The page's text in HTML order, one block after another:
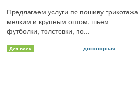
Предлагаем услуги по пошиву трикотажа
мелким и крупным оптом, шьем
футболки, толстовки, по...
Для всех договорная